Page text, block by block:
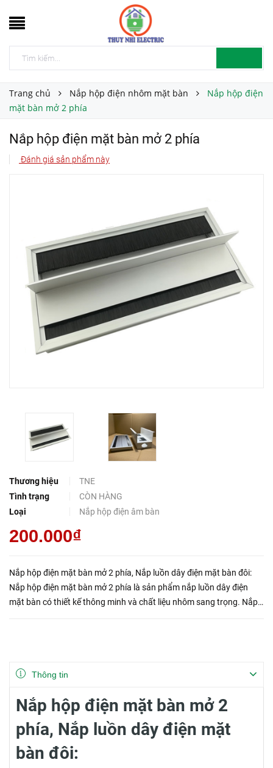
Trang chủ Nắp hộp điện nhôm mặt bàn
Nắp hộp điện
mặt bàn mở 2 phía
Nắp hộp điện mặt bàn mở 2 phía
Đánh giá sản phẩm này
Thương hiệu
TNE
Tình trạng
CÒN HÀNG
Loại
Nắp hộp điện âm bàn
200.000₫
Nắp hộp điện mặt bàn mở 2 phía, Nắp luồn dây điện mặt bàn đôi:
Nắp hộp điện mặt bàn mở 2 phía là sản phẩm nắp luồn dây điện
mặt bàn có thiết kế thông minh và chất liệu nhôm sang trọng. Nắp
Thông tin
Nắp hộp điện mặt bàn mở 2
phía, Nắp luồn dây điện mặt
bàn đôi: